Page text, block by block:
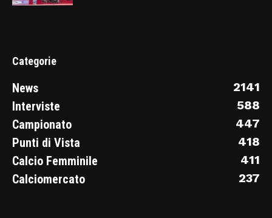
Categorie
News
2141
Interviste
588
Campionato
447
Punti di Vista
418
Calcio Femminile
411
Calciomercato
237